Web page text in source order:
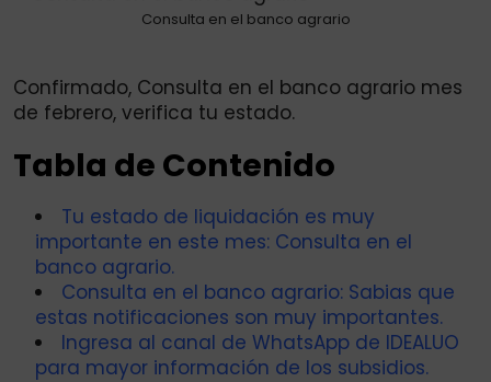
Consulta en el banco agrario
Confirmado, Consulta en el banco agrario mes
de febrero, verifica tu estado.
Tabla de Contenido
Tu estado de liquidación es muy
importante en este mes: Consulta en el
banco agrario.
Consulta en el banco agrario: Sabias que
estas notificaciones son muy importantes.
Ingresa al canal de WhatsApp de IDEALUO
para mayor información de los subsidios.